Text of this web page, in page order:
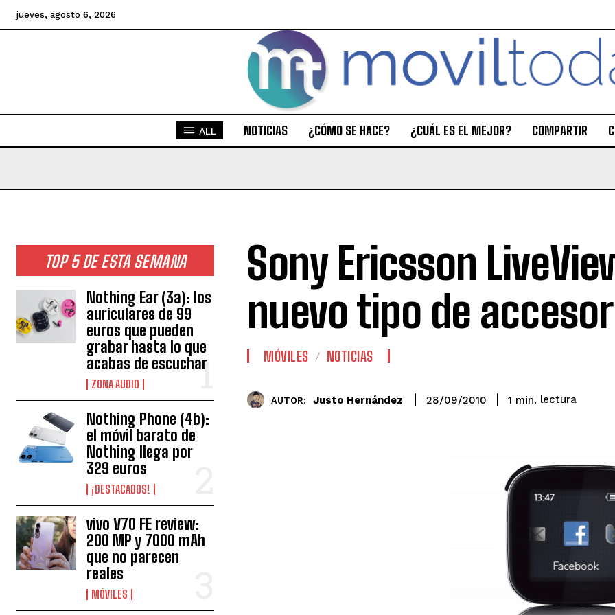
jueves, agosto 6, 2026
ALL NOTICIAS ¿CÓMO SE HACE? ¿CUÁL ES EL MEJOR? COMPARTIR
TOP 5 DE ESTA SEMANA
Nothing Ear (3a): los
auriculares de 99
euros que pueden
grabar hasta lo que
acabas de escuchar
ZONA AUDIO
Nothing Phone (4b):
el móvil barato de
Nothing llega por
329 euros
¡DESTACADOS!
vivo V70 FE review:
200 MP y 7000 mAh
que no parecen
reales
MÓVILES
Sony Ericsson
nuevo tipo de
MÓVILES NOTICIAS
AUTOR: Justo Hernández 28/09/2010 1 min. lectura